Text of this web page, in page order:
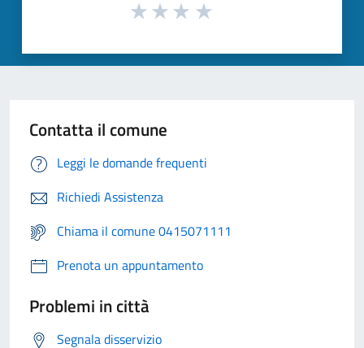
Contatta il comune
Leggi le domande frequenti
Richiedi Assistenza
Chiama il comune 0415071111
Prenota un appuntamento
Problemi in città
Segnala disservizio